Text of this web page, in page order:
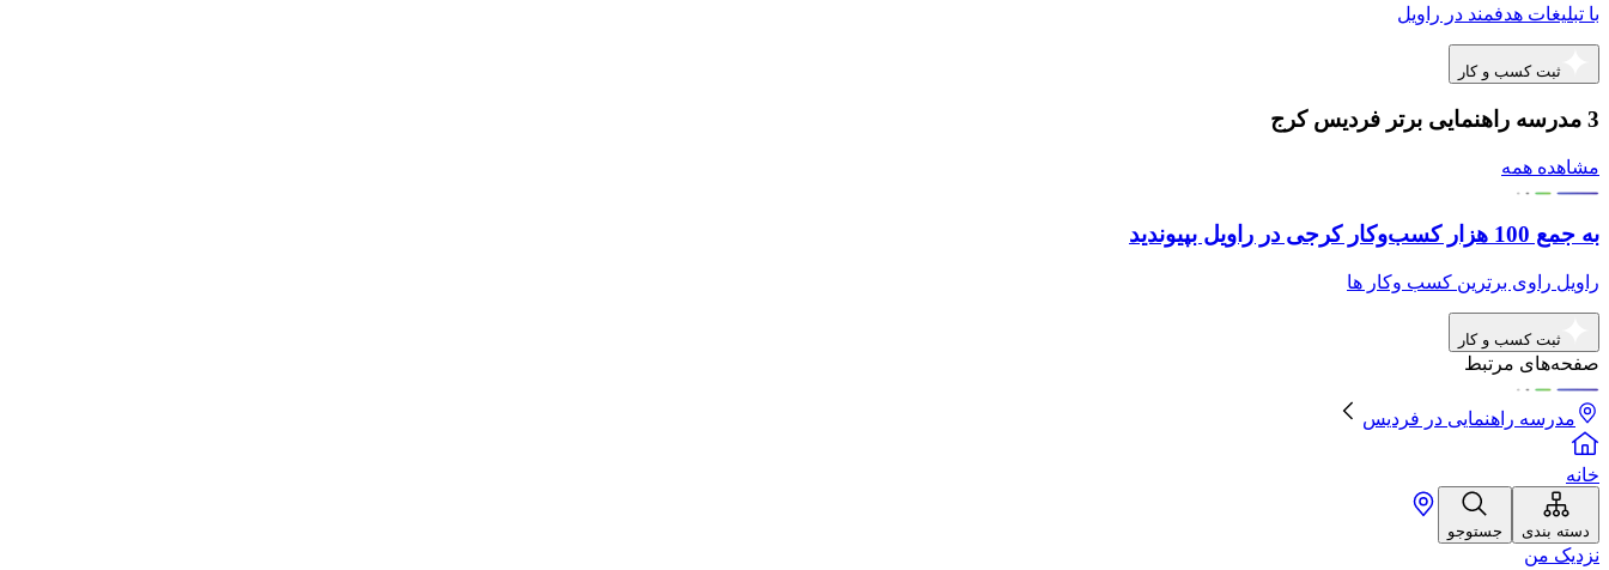
با تبلیغات هدفمند در راویل
ثبت کسب و کار
3 مدرسه راهنمایی برتر فردیس کرج
مشاهده همه
به جمع 100 هزار کسب‌وکار کرجی در راویل بپیوندید
راویل راوی برترین کسب وکار ها
ثبت کسب و کار
صفحه‌های مرتبط
مدرسه راهنمایی در فردیس
خانه
دسته بندی جستوجو
نزدیک من